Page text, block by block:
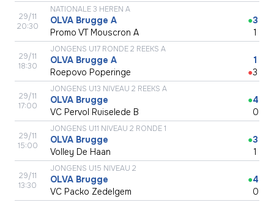
29/11
20:30
NATIONALE 3 HEREN A
OLVA Brugge A
Promo VT Mouscron A
●3
1
29/11
18:30
JONGENS U17 RONDE 2 REEKS A
OLVA Brugge A
Roepovo Poperinge
●
1
3
29/11
17:00
JONGENS U13 NIVEAU 2 REEKS A
OLVA Brugge
VC Pervol Ruiselede B
●4
0
29/11
15:00
JONGENS U11 NIVEAU 2 RONDE 1
OLVA Brugge
Volley De Haan
●3
1
29/11
13:30
JONGENS U15 NIVEAU 2
OLVA Brugge
VC Packo Zedelgem
●4
0